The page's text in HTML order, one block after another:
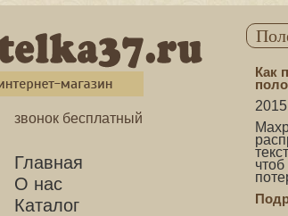
звонок бесплатный
Главная
О нас
Каталог
Как